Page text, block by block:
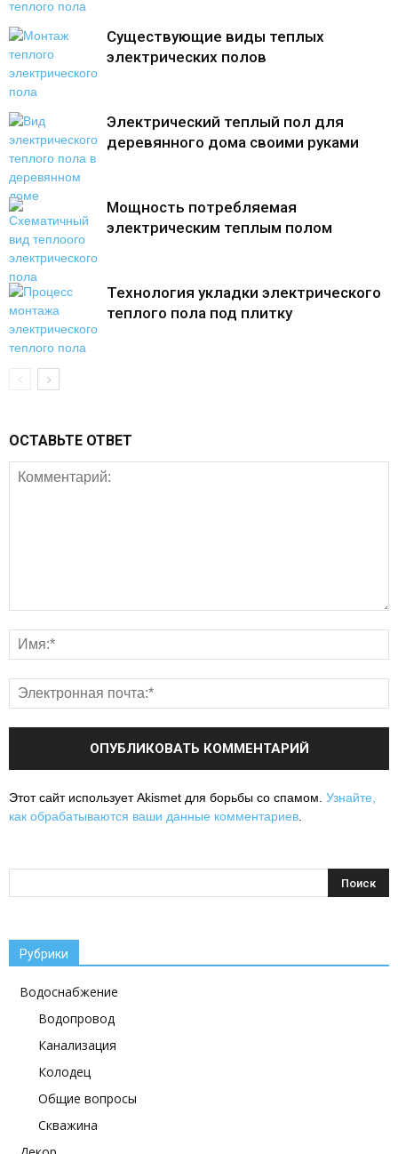
Существующие виды теплых
электрических полов
Электрический теплый пол для
деревянного дома своими руками
Мощность потребляемая
электрическим теплым полом
Технология укладки электрического
теплого пола под плитку
ОСТАВЬТЕ ОТВЕТ
Этот сайт использует Akismet для борьбы со спамом. Узнайте,
как обрабатываются ваши данные комментариев
Рубрики
Водоснабжение
Водопровод
Канализация
Колодец
Общие вопросы
Скважина